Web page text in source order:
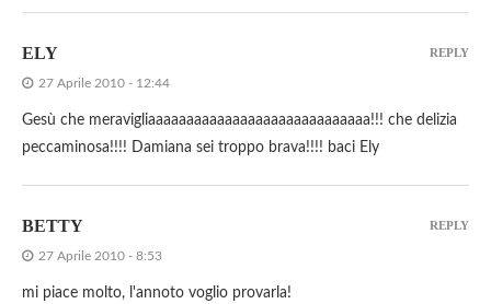
ELY
27 Aprile 2010 - 12:44
Gesù che meravigliaaaaaaaaaaaaaaaaaaaaaaaaaaaaa!!! che delizia
peccaminosa!!!! Damiana sei troppo brava!!!! baci Ely
REPLY
BETTY
27 Aprile 2010 - 8:53
mi piace molto, l'annoto voglio provarla!
REPLY